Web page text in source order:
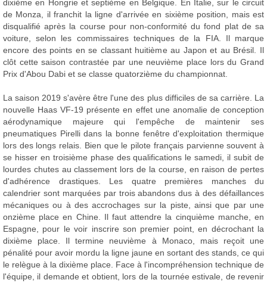
dixième en Hongrie et septième en Belgique. En Italie, sur le circuit
de Monza, il franchit la ligne d'arrivée en sixième position, mais est
disqualifié après la course pour non-conformité du fond plat de sa
voiture, selon les commissaires techniques de la FIA. Il marque
encore des points en se classant huitième au Japon et au Brésil. Il
clôt cette saison contrastée par une neuvième place lors du Grand
Prix d'Abou Dabi et se classe quatorzième du championnat.
La saison 2019 s'avère être l'une des plus difficiles de sa carrière. La
nouvelle Haas VF-19 présente en effet une anomalie de conception
aérodynamique majeure qui l'empêche de maintenir ses
pneumatiques Pirelli dans la bonne fenêtre d'exploitation thermique
lors des longs relais. Bien que le pilote français parvienne souvent à
se hisser en troisième phase des qualifications le samedi, il subit de
lourdes chutes au classement lors de la course, en raison de pertes
d'adhérence drastiques. Les quatre premières manches du
calendrier sont marquées par trois abandons dus à des défaillances
mécaniques ou à des accrochages sur la piste, ainsi que par une
onzième place en Chine. Il faut attendre la cinquième manche, en
Espagne, pour le voir inscrire son premier point, en décrochant la
dixième place. Il termine neuvième à Monaco, mais reçoit une
pénalité pour avoir mordu la ligne jaune en sortant des stands, ce qui
le relègue à la dixième place. Face à l'incompréhension technique de
l'équipe, il demande et obtient, lors de la tournée estivale, de revenir